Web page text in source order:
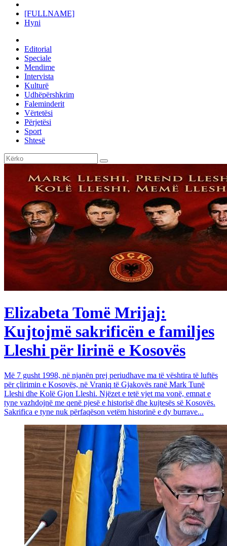
[FULLNAME]
Hyni
Editorial
Speciale
Mendime
Intervista
Kulturë
Udhëpërshkrim
Faleminderit
Vërtetësi
Përjetësi
Sport
Shtesë
Elizabeta Tomë Mrijaj:
Kujtojmë sakrificën e familjes
Lleshi për lirinë e Kosovës
Më 7 gusht 1998, në njanën prej periudhave ma të vështira të luftës
për çlirimin e Kosovës, në Vraniq të Gjakovës ranë Mark Tunë
Lleshi dhe Kolë Gjon Lleshi. Njëzet e tetë vjet ma vonë, emnat e
tyne vazhdojnë me qenë pjesë e historisë dhe kujtesës së Kosovës.
Sakrifica e tyne nuk përfaqëson vetëm historinë e dy burrave...